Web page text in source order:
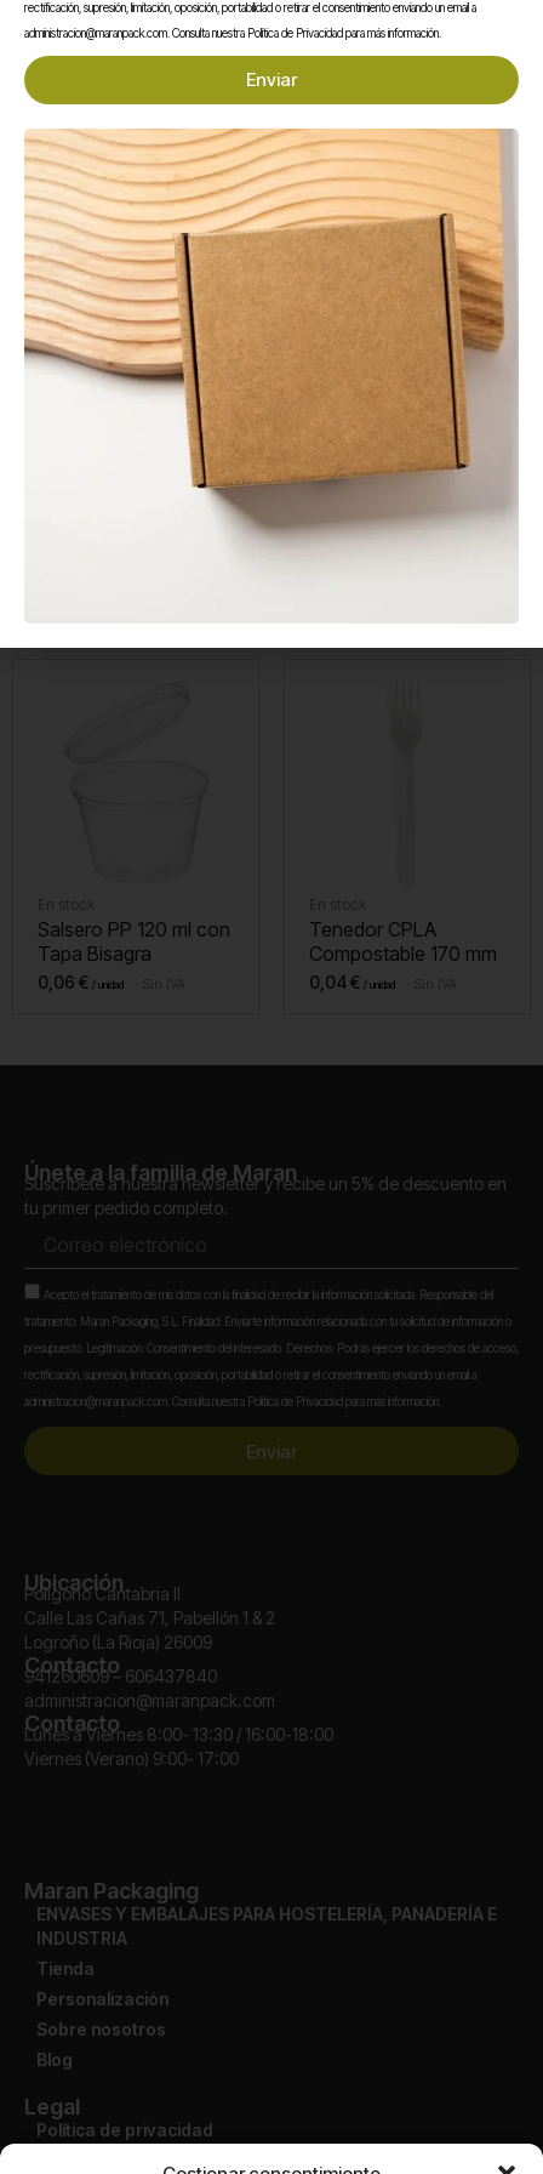
Disponibles en medidas estándar o a medida, y con opciones de
personalización como impresión, abrefácil o colgador, son ideales
para aplicaciones en embutidos, carnes, quesos, productos
preparados y sector gourmet.
Te puede interesar...
En stock
En stock
Salsero PP 120 ml con
Tapa Bisagra
0,06 € Sin IVA
En stock
Tenedor CPLA
Compostable 170 mm
0,04€ Sin IVA
Únete a la familia de Maran
Suscríbete a nuestra newsletter y recibe un 5% de descuento en
tu primer pedido completo.
electrónico
Aceptación
Acepto el tratamiento de mis datos con la finalidad de recibir la información solicitada. Responsable del
tratamiento: Maran Packaging, S.L. Finalidad: Enviarte información relacionada con tu solicitud de información o
presupuesto. Legitimación: Consentimiento del interesado. Derechos: Podrás ejercer los derechos de acceso,
rectificación, supresión, limitación, oposición, portabilidad o retirar el consentimiento enviando un email a
administracion@maranpack.com. Consulta nuestra Política de Privacidad para más información.
Enviar
Ubicación
Polígono Cantabria II
Calle Las Cañas 71, Pabellón 1 & 2
Logroño (La Rioja) 26009
Contacto
941260609 – 606437840
administracion@maranpack.com
Contacto
Lunes a Viernes 8:00- 13:30 / 16:00-18:00
Viernes (Verano) 9:00- 17:00
Maran Packaging
ENVASES Y EMBALAJES PARA HOSTELERÍA, PANADERÍA E
INDUSTRIA
Tienda
Personalización
Sobre nosotros
Blog
Legal
Política de privacidad
rectificación, supresión, limitación, oposición, portabilidad o retirar el consentimiento enviando un email a
administracion@maranpack.com. Consulta nuestra Política de Privacidad para más información.
Enviar